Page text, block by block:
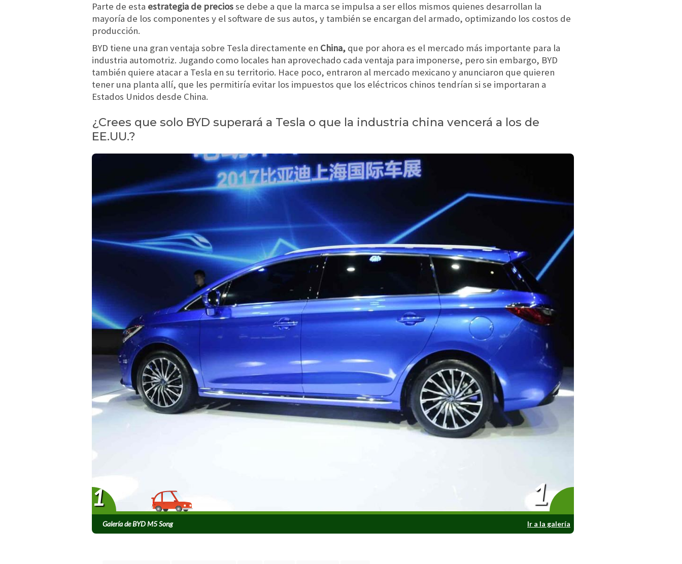
Parte de esta estrategia de preciosse debe a que la marca se impulsa a ser ellos mismos quienes desarrollan la
mayoría de los componentes y el software de sus autos, y también se encargan del armado, optimizando los costos de
producción.
BYD tiene una gran ventaja sobre Tesla directamente en China, que por ahora es el mercado más importante para la
industria automotriz. Jugando como locales han aprovechado cada ventaja para imponerse, pero sin embargo, BYD
también quiere atacar a Tesla en su territorio. Hace poco, entraron al mercado mexicano y anunciaron que quieren
tener una planta allí, que les permitiría evitar los impuestos que los eléctricos chinos tendrían si se importaran a
Estados Unidos desde China.
¿Crees que solo BYD superará a Tesla o que la industria china vencerá a los de
EE.UU.?
Galería de BYD M5 Song Ir a la galería
1 1